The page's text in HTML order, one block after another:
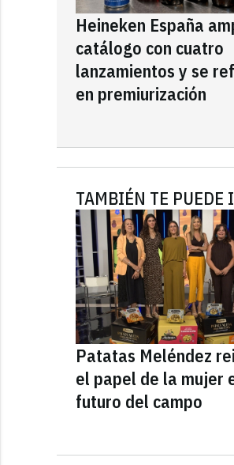
Heineken España
catálogo con cuatro
lanzamientos y se
en premiurización
TAMBIÉN TE PUEDE
Patatas Meléndez
el papel de la mujer
futuro del campo